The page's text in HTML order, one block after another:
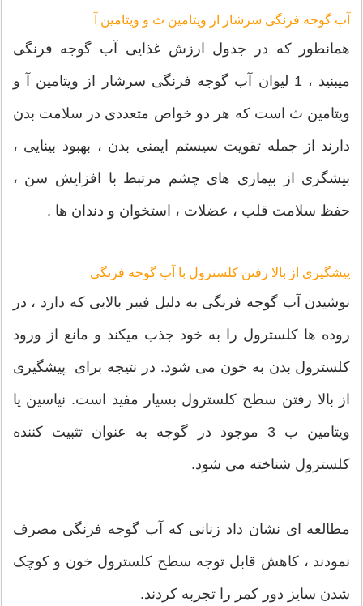
آب گوجه فرنگی سرشار از ویتامین ث و ویتامین آ
همانطور که در جدول ارزش غذایی آب گوجه فرنگی
میبنید ، 1 لیوان آب گوجه فرنگی سرشار از ویتامین آ و
ویتامین ث است که هر دو خواص متعددی در سلامت بدن
دارند از جمله تقویت سیستم ایمنی بدن ، بهبود بینایی ،
بیشگری از بیماری های چشم مرتبط با افزایش سن ،
حفظ سلامت قلب ، عضلات ، استخوان و دندان ها .
پیشگیری از بالا رفتن کلسترول با آب گوجه فرنگی
نوشیدن آب گوجه فرنگی به دلیل فیبر بالایی که دارد ، در
روده ها کلسترول را به خود جذب میکند و مانع از ورود
کلسترول بدن به خون می شود. در نتیجه برای پیشگیری
از بالا رفتن سطح کلسترول بسیار مفید است. نیاسین یا
ویتامین ب 3 موجود در گوجه به عنوان تثبیت کننده
کلسترول شناخته می شود.
مطالعه ای نشان داد زنانی که آب گوجه فرنگی مصرف
نمودند ، کاهش قابل توجه سطح کلسترول خون و کوچک
شدن سایز دور کمر را تجربه کردند.